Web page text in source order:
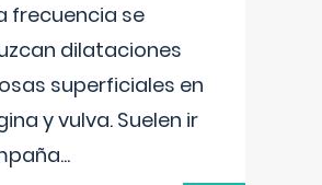
frecuencia se
dilataciones
superficiales en
y vulva. Suelen ir
...